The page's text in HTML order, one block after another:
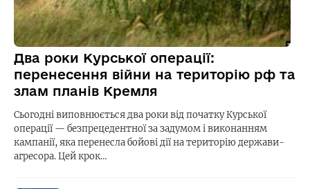
Два роки Курської операції:
перенесення війни на територію рф та
злам планів Кремля
Сьогодні виповнюється два роки від початку Курської
операції — безпрецедентної за задумом і виконанням
кампанії, яка перенесла бойові дії на територію держави-
агресора. Цей крок…